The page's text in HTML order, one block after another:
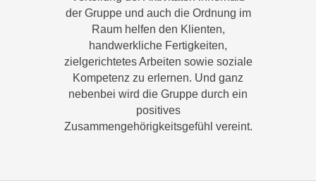
der Gruppe und auch die Ordnung im
Raum helfen den Klienten,
handwerkliche Fertigkeiten,
zielgerichtetes Arbeiten sowie soziale
Kompetenz zu erlernen. Und ganz
nebenbei wird die Gruppe durch ein
positives
Zusammengehörigkeitsgefühl vereint.